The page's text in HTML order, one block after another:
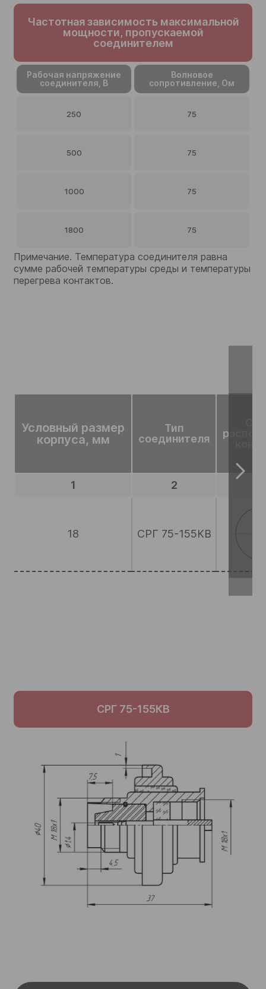
Частотная зависимость максимальной
мощности, пропускаемой
соединителем
Рабочая напряжение
соединителя, В
Волновое
сопротивление, Ом
250 75
500 75
1000 75
1800 75
Примечание. Температура соединителя равна
сумме рабочей температуры среды и температуры
перегрева контактов.
Условный размер
корпуса, мм
Тип
соединителя
1 2
18 СРГ 75-155КВ
СРГ 75-155КВ